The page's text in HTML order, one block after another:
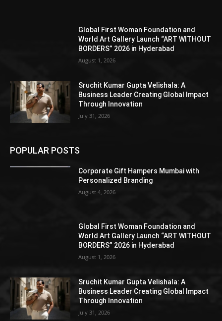
Global First Woman Foundation and
World Art Gallery Launch “ART WITHOUT
BORDERS” 2026 in Hyderabad
August 1, 2026
Sruchit Kumar Gupta Velishala: A
Business Leader Creating Global Impact
Through Innovation
July 31, 2026
POPULAR POSTS
Corporate Gift Hampers Mumbai with
Personalized Branding
August 4, 2026
Global First Woman Foundation and
World Art Gallery Launch “ART WITHOUT
BORDERS” 2026 in Hyderabad
August 1, 2026
Sruchit Kumar Gupta Velishala: A
Business Leader Creating Global Impact
Through Innovation
July 31, 2026